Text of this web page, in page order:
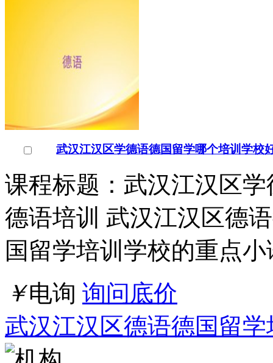
武汉江汉区学德语德国留学哪个培训学校
课程标题：武汉江汉区
德语培训 武汉江汉区德
国留学培训学校的重点小
￥电询 询问底价
武汉江汉区德语德国留